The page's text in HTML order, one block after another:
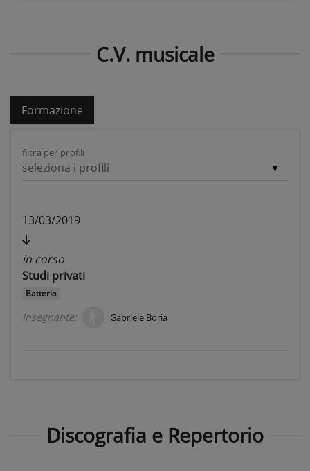
C.V. musicale
Formazione
filtra per profili
seleziona i profili
13/03/2019
in corso
Studi privati
Batteria
Insegnante: Gabriele Boria
Discografia e Repertorio